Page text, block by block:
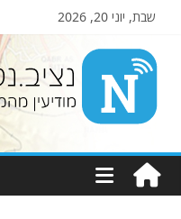
שבת, יוני 20, 2026
Nziv.net
מודיעין
מהמקורות